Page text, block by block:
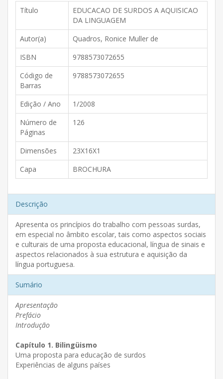
Título
EDUCACAO DE SURDOS A AQUISICAO
DA LINGUAGEM
Autor(a)
Quadros, Ronice Muller de
ISBN
9788573072655
Código de
Barras
9788573072655
Edição / Ano
1/2008
Número de
Páginas
126
Dimensões
23X16X1
Capa
BROCHURA
Descrição
Apresenta os princípios do trabalho com pessoas surdas,
em especial no âmbito escolar, tais como aspectos sociais
e culturais de uma proposta educacional, língua de sinais e
aspectos relacionados à sua estrutura e aquisição da
língua portuguesa.
Sumário
Apresentação
Prefácio
Introdução
Capítulo 1. Bilingüismo
Uma proposta para educação de surdos
Experiências de alguns países